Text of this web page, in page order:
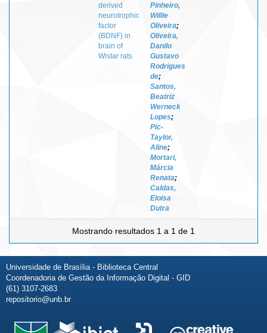
derived
neurotrophic
factor
(BDNF) in
brain of
Wistar rats
Pinheiro,
Willie
Oliveira;
Oliveira,
Danilo
Gustavo
Rodrigues
de;
Santos,
Beatriz
Werneck
Lopes;
Pic-
Taylor,
Aline;
Mortari,
Márcia
Renata;
Caldas,
Eloisa
Dutra
Mostrando resultados 1 a 1 de 1
Universidade de Brasília - Biblioteca Central
Coordenadoria de Gestão da Informação Digital - GID
(61) 3107-2683
repositorio@unb.br